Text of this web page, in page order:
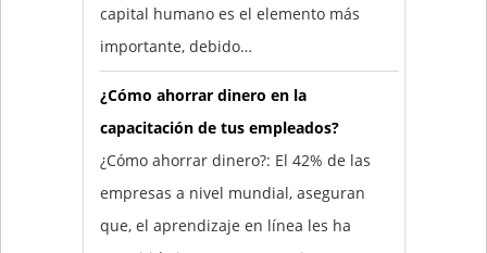
capital humano es el elemento más
importante, debido…
¿Cómo ahorrar dinero en la
capacitación de tus empleados?
¿Cómo ahorrar dinero?: El 42% de las
empresas a nivel mundial, aseguran
que, el aprendizaje en línea les ha